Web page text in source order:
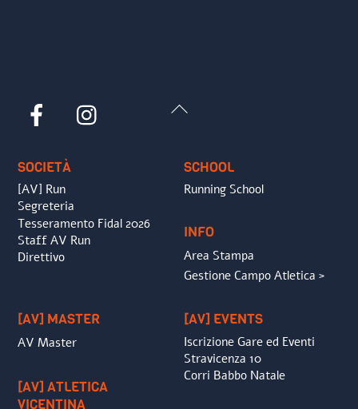
Back
Facebook
SOCIETÀ
[AV] Run
Segreteria
Tesseramento Fidal 2026
Staff AV Run
Direttivo
SCHOOL
Running School
INFO
Area Stampa
Gestione Campo Atletica >
[AV] MASTER
AV Master
[AV] ATLETICA
VICENTINA
[AV] EVENTS
Iscrizione Gare ed Eventi
Stravicenza 10
Corri Babbo Natale